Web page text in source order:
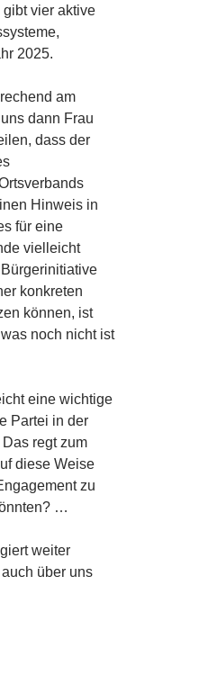
vier aktive
2025.
am
dann Frau
dass der
Hinweis in
für eine
vielleicht
konkreten
können, ist
noch nicht ist
eine wichtige
Partei in der
regt zum
diese Weise
zu
…
weiter
über uns